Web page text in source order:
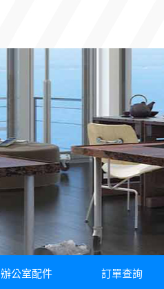
辦公室配件 訂單查詢